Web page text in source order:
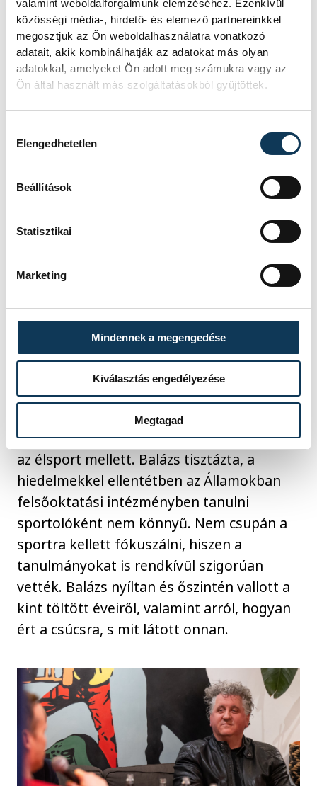
valamint weboldalforgalmunk elemzéséhez. Ezenkívül
közösségi média-, hirdető- és elemező partnereinkkel
megosztjuk az Ön weboldalhasználatra vonatkozó
adatait, akik kombinálhatják az adatokat más olyan
adatokkal, amelyeket Ön adott meg számukra vagy az
Ön által használt más szolgáltatásokból gyűjtöttek.
Elengedhetetlen
Beállítások
Statisztikai
Marketing
Mindennek a megengedése
Kiválasztás engedélyezése
Megtagad
Ez a jellegű figyelem, kedvesség sokat
adhat egy fiatalnak, ahogy neki is
rendkívül meghatározó volt ez a
levélváltás.
És ha már levél, Kiss Balázsnak is volt egy
fontos, bátor írása, amit egyenesen
Amerikába címzett, ahol tanulni szeretett
volna. Ez a történet is sikerrel zárult,
elérte, hogy felvegyék, s kint tanulhasson
az élsport mellett. Balázs tisztázta, a
hiedelmekkel ellentétben az Államokban
felsőoktatási intézményben tanulni
sportolóként nem könnyű. Nem csupán a
sportra kellett fókuszálni, hiszen a
tanulmányokat is rendkívül szigorúan
vették. Balázs nyíltan és őszintén vallott a
kint töltött éveiről, valamint arról, hogyan
ért a csúcsra, s mit látott onnan.